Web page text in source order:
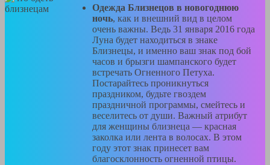
Одежда Близнецов в новогоднюю
ночь, как и внешний вид в целом
очень важны. Ведь 31 января 2016 года
Луна будет находиться в знаке
Близнецы, и именно ваш знак под бой
часов и брызги шампанского будет
встречать Огненного Петуха.
Постарайтесь проникнуться
праздником, будьте гвоздем
праздничной программы, смейтесь и
веселитесь от души. Важный атрибут
для женщины близнеца — красная
заколка или лента в волосах. В этом
году этот знак принесет вам
благосклонность огненной птицы.